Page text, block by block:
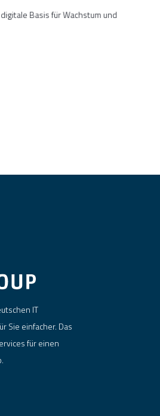
digitale Basis für Wachstum und
IT
Sie einfacher. Das
für einen